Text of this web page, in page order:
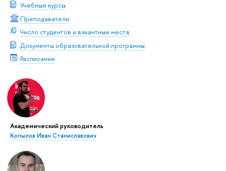
Учебные курсы
Преподаватели
Число студентов и вакантные места
Документы образовательной программы
Расписание
Академический руководитель
Копылов Иван Станиславович